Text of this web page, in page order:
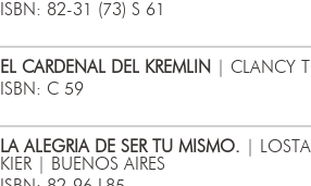
ISBN: 82-31 (73) S 61
EL CARDENAL DEL KREMLIN
| CLANCY
ISBN: C 59
LA ALEGRIA DE SER TU MISMO. |
KIER | BUENOS AIRES